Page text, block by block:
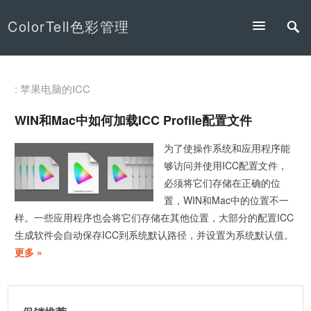
ColorTell色彩管理
: 苹果电脑的ICC
WIN和Mac中如何加载ICC Profile配置文件
为了使操作系统和应用程序能
够访问并使用ICC配置文件，
必须将它们存储在正确的位
置，WIN和Mac中的位置不一
样。一些应用程序也会将它们存储在其他位置，大部分的配置ICC
生成软件会自动保存ICC到系统默认路径，并设置为系统默认值。
更多 »